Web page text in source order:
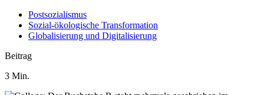
Postsozialismus
Sozial-ökologische Transformation
Globalisierung und Digitalisierung
Menü
Beitrag
3 Min.